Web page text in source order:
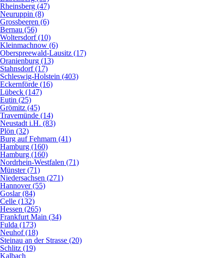
Rheinsberg (47)
Neuruppin (8)
Grossbeeren (6)
Bernau (56)
Woltersdorf (10)
Kleinmachnow (6)
Oberspreewald-Lausitz (17)
Oranienburg (13)
Stahnsdorf (17)
Schleswig-Holstein (403)
Eckernförde (16)
Lübeck (147)
Eutin (25)
Grömitz (45)
Travemünde (14)
Neustadt i.H. (83)
Plön (32)
Burg auf Fehmarn (41)
Hamburg (160)
Hamburg (160)
Nordrhein-Westfalen (71)
Münster (71)
Niedersachsen (271)
Hannover (55)
Goslar (84)
Celle (132)
Hessen (265)
Frankfurt Main (34)
Fulda (173)
Neuhof (18)
Steinau an der Strasse (20)
Schlitz (19)
Kalbach